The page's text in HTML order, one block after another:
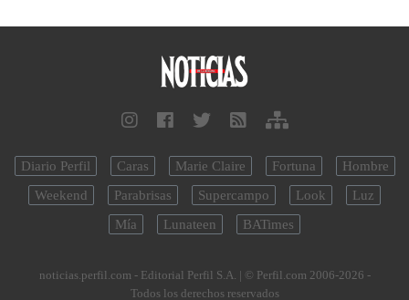
Diario Perfil Caras Marie Claire Fortuna
Hombre
Weekend
Parabrisas Supercampo Look
Luz
Mía
Lunateen BATimes
noticias.perfil.com - Editorial Perfil S.A. | © Perfil.com 2006-2026 -
Todos los derechos reservados